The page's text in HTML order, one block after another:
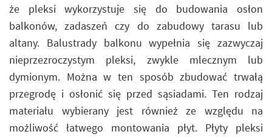
że pleksi wykorzystuje się do budowania osłon
balkonów, zadaszeń czy do zabudowy tarasu lub
altany. Balustrady balkonu wypełnia się zazwyczaj
nieprzezroczystym pleksi, zwykle mlecznym lub
dymionym. Można w ten sposób zbudować trwałą
przegrodę i osłonić się przed sąsiadami. Ten rodzaj
materiału wybierany jest również ze względu na
możliwość łatwego montowania płyt. Płyty pleksi